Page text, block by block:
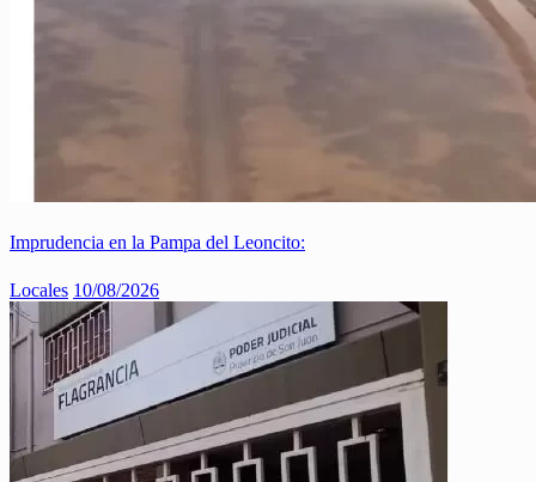
Imprudencia en la Pampa del Leoncito:
Locales 10/08/2026